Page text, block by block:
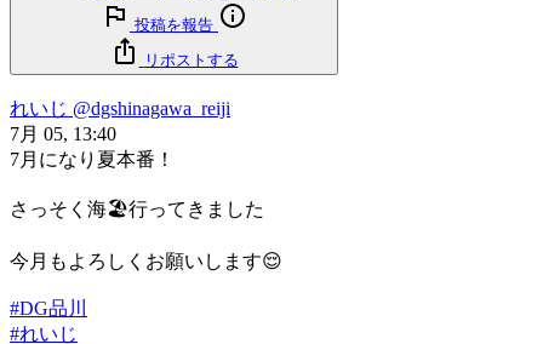
投稿を報告
リポストする
れいじ @dgshinagawa_reiji
7月 05, 13:40
7月になり夏本番！
さっそく海🏖️行ってきました
今月もよろしくお願いします😌
#DG品川
#れいじ